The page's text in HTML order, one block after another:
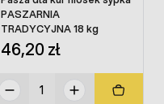
PASZARNIA
TRADYCYJNA 18 kg
46,20 zł